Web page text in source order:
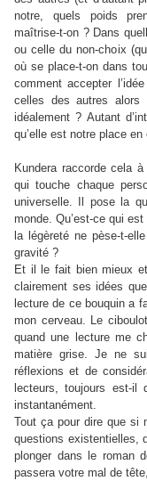
notre, quels poids
maîtrise-t-on ? Dans
ou celle du non-choix
où se place-t-on dans
comment accepter
celles des autres alors
idéalement ? Autant
qu’elle est notre place
Kundera raccorde cela
qui touche chaque
universelle. Il pose la
monde. Qu’est-ce qui
la légèreté ne pèse-t-
gravité ?
Et il le fait bien mieux
clairement ses idées
lecture de ce bouquin a
mon cerveau. Le
quand une lecture me
matière grise. Je ne
réflexions et de
lecteurs, toujours est-
instantanément.
Tout ça pour dire que si
questions existentielles,
plonger dans le roman
passera votre mal de